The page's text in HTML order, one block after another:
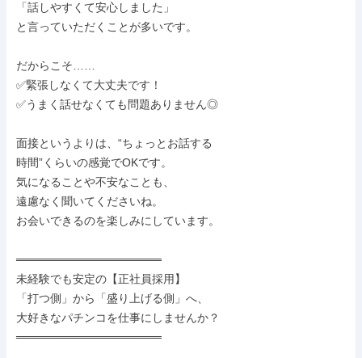
「話しやすくて安心しました」
と言っていただくことが多いです。
だからこそ……
✅緊張しなくて大丈夫です！
✅うまく話せなくても問題ありません◎
面接というよりは、“ちょっとお話する
時間”くらいの感覚でOKです。
気になることや不安なことも、
遠慮なく聞いてくださいね。
お会いできるのを楽しみにしています。
══════════════════
未経験でも安定の【正社員採用】
「打つ側」から「盛り上げる側」へ、
大好きなパチンコを仕事にしませんか？
══════════════════